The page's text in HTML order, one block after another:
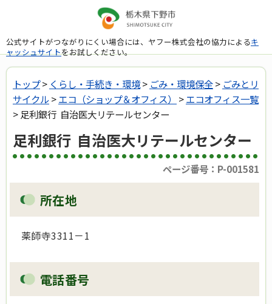
公式サイトがつながりにくい場合には、ヤフー株式会社の協力によるキ
ャッシュサイトをお試しください。
トップ> くらし・手続き・環境> ごみ・環境保全> ごみとリ
サイクル>エコ（ショップ＆オフィス） >エコオフィス一覧
> 足利銀行 自治医大リテールセンター
足利銀行 自治医大リテールセンター
ページ番号：P-001581
所在地
薬師寺3311－1
電話番号